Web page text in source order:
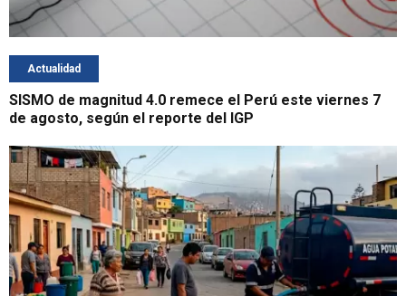
Actualidad
SISMO de magnitud 4.0 remece el Perú este viernes 7
de agosto, según el reporte del IGP